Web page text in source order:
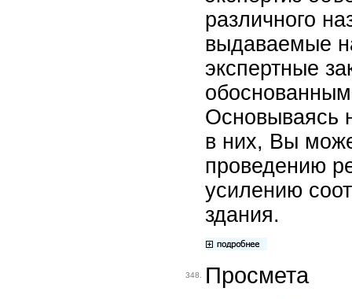
различного
выдаваемые
экспертные
Основываясь
в них, Вы
проведению
усилению
здания.
348. Просмета